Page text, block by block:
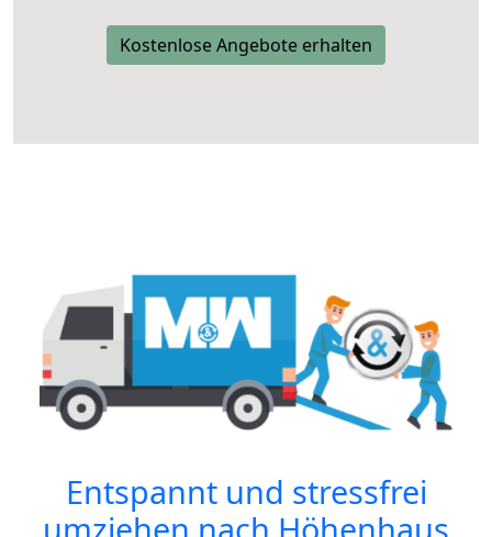
Kostenlose Angebote erhalten
Entspannt und stressfrei